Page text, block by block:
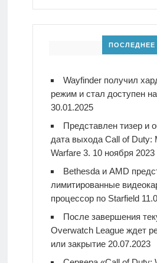
ПОСЛЕДНЕЕ
Wayfinder получил
режим и стал доступен
30.01.2025
Представлен тизер и
дата выхода Call of Duty:
Warfare 3. 10 ноября 2023
Bethesda и AMD
лимитированные
процессор по Starfield
После завершения
Overwatch League ждет
или закрытие 20.07.2023